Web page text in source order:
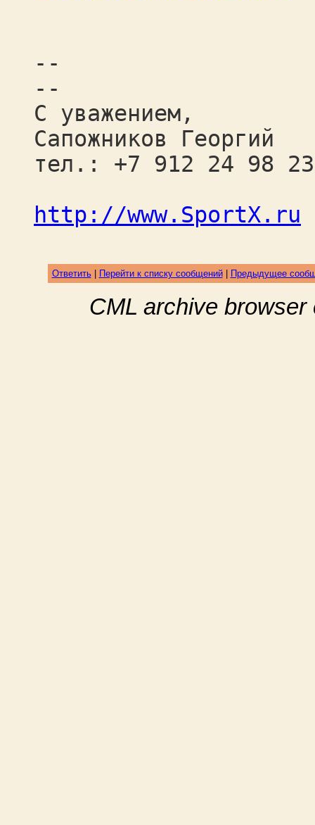
--
--
С уважением,
Сапожников Георгий
тел.: +7 912 24 98
http://www.SportX.ru
Ответить| Перейти к списку сообщений| Предыдущее
CML archive